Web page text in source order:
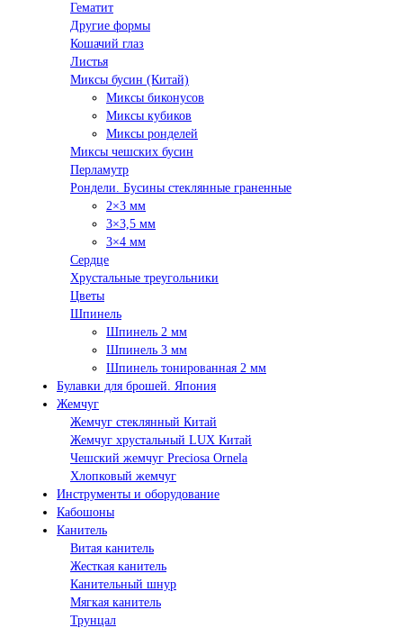
Гематит
Другие формы
Кошачий глаз
Листья
Миксы бусин (Китай)
Миксы биконусов
Миксы кубиков
Миксы ронделей
Миксы чешских бусин
Перламутр
Рондели. Бусины стеклянные граненные
2×3 мм
3×3,5 мм
3×4 мм
Сердце
Хрустальные треугольники
Цветы
Шпинель
Шпинель 2 мм
Шпинель 3 мм
Шпинель тонированная 2 мм
Булавки для брошей. Япония
Жемчуг
Жемчуг стеклянный Китай
Жемчуг хрустальный LUX Китай
Чешский жемчуг Preciosa Ornela
Хлопковый жемчуг
Инструменты и оборудование
Кабошоны
Канитель
Витая канитель
Жесткая канитель
Канительный шнур
Мягкая канитель
Трунцал